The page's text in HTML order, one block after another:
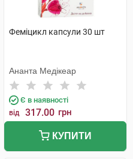
Феміцикл капсули 30 шт
Ананта Медікеар
Є в наявності
від 317.00 грн
КУПИТИ